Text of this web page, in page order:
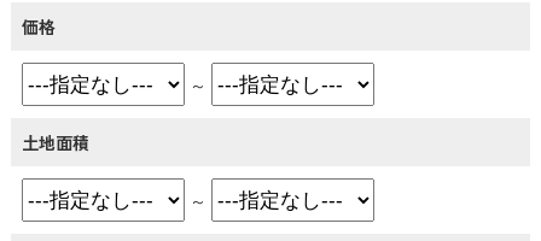
価格
～
土地面積
～